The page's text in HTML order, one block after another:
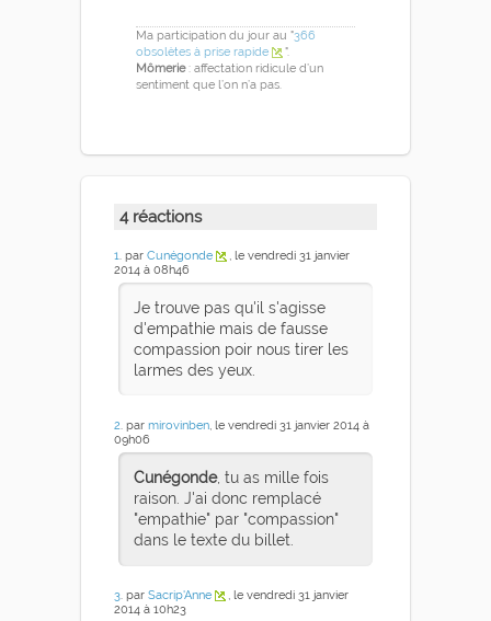
Ma participation du jour au "366
obsolètes à prise rapide
".
Mômerie: affectation ridicule d’un
sentiment que l’on n’a pas.
4 réactions
1. par Cunégonde
, le vendredi 31 janvier
2014 à 08h46
Je trouve pas qu'il s'agisse
d'empathie mais de fausse
compassion poir nous tirer les
larmes des yeux.
2. par mirovinben, le vendredi 31 janvier 2014 à
09h06
Cunégonde, tu as mille fois
raison. J'ai donc remplacé
"empathie" par "compassion"
dans le texte du billet.
3. par Sacrip'Anne
, le vendredi 31 janvier
2014 à 10h23